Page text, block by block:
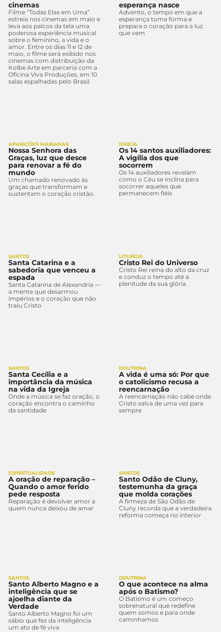
cinemas
Filme “Todas Elas em Uma”
estreia nos cinemas em maio e
leva aos palcos da tela uma
poderosa experiência musical
sobre o feminino, a vida e o
amor. Entre os dias 11 e 12 de
maio, o filme será exibido nos
cinemas com distribuição da
Kolbe Arte em parceria com a
Oficina Viva Produções, em 10
salas espalhadas pelo Brasil.
esperança nasce
Advento, o tempo em que a
esperança toma forma e
prepara o coração para a luz
que vem
APARIÇÕES MARIANAS
Nossa Senhora das
Graças, luz que desce
para renovar a fé do
mundo
Um chamado renovado às
graças que transformam e
sustentam o coração cristão.
IGREJA
Os 14 santos auxiliadores:
A vigília dos que
socorrem
Os 14 auxiliadores revelam
como o Céu se inclina para
socorrer aqueles que
permanecem fiéis
SANTOS
Santa Catarina e a
sabedoria que venceu a
espada
Santa Catarina de Alexandria —
a mente que desarmou
impérios e o coração que não
traiu Cristo
LITURGIA
Cristo Rei do Universo
Cristo Rei reina do alto da cruz
e conduz o tempo até a
plenitude da sua glória
SANTOS
Santa Cecília e a
importância da música
na vida da Igreja
Onde a música se faz oração, o
coração encontra o caminho
da santidade
DOUTRINA
A vida é uma só: Por que
o catolicismo recusa a
reencarnação
A reencarnação não cabe onde
Cristo salva de uma vez para
sempre
ESPIRITUALIDADE
A oração de reparação –
Quando o amor ferido
pede resposta
Reparação é devolver amor a
quem nunca deixou de amar
SANTOS
Santo Odão de Cluny,
testemunha da graça
que molda corações
A firmeza de São Odão de
Cluny recorda que a verdadeira
reforma começa no interior
SANTOS
Santo Alberto Magno e a
inteligência que se
ajoelha diante da
Verdade
Santo Alberto Magno foi um
sábio que fez da inteligência
um ato de fé viva
DOUTRINA
O que acontece na alma
após o Batismo?
O Batismo é um começo
sobrenatural que redefine
quem somos e para onde
caminhamos